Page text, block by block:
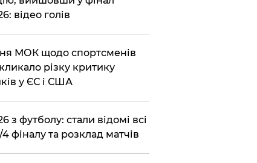
відео голів
МОК щодо спортсменів
різку критику
у ЄС і США
з футболу: стали відомі всі
фіналу та розклад матчів